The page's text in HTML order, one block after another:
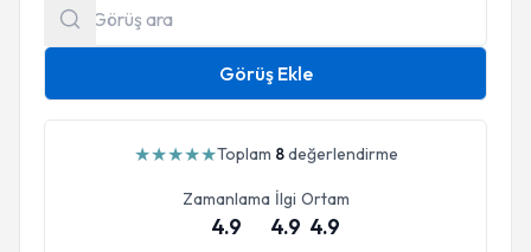
Görüş Ekle
★★★★★Toplam 8değerlendirme
Zamanlama
4.9
İlgi
4.9
Ortam
4.9